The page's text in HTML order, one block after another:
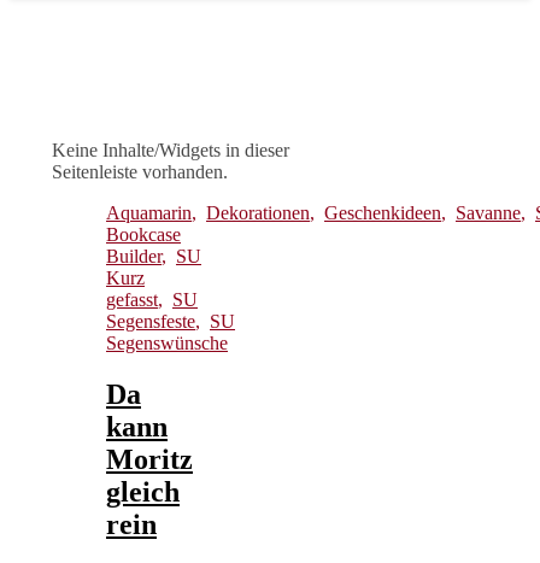
Keine Inhalte/Widgets in dieser
Seitenleiste vorhanden.
Aquamarin, Dekorationen, Geschenkideen, Savanne,
Bookcase
Builder, SU
Kurz
gefasst, SU
Segensfeste, SU
Segenswünsche
Da
kann
Moritz
gleich
rein